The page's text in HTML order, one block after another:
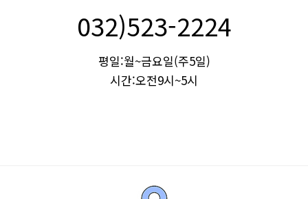
032)523-2224
평일:월~금요일(주5일)
시간:오전9시~5시